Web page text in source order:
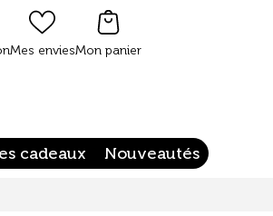
Mes enviesMon panier
cadeaux Nouveautés